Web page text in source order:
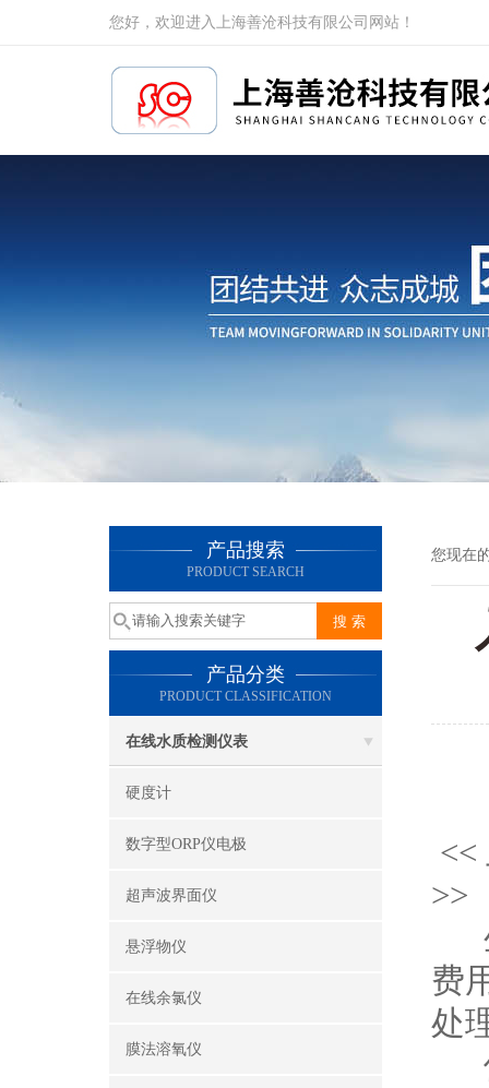
您好，欢迎进入上海善沧科技有限公司网站！
产品搜索
PRODUCT SEARCH
产品分类
PRODUCT CLASSIFICATION
在线水质检测仪表
硬度计
数字型ORP仪电极
超声波界面仪
悬浮物仪
在线余氯仪
膜法溶氧仪
您现在
<<
>>
费
处